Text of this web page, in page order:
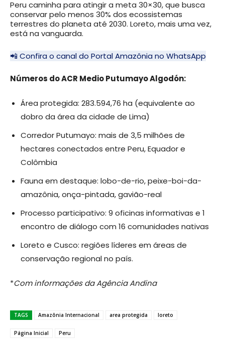
Peru caminha para atingir a meta 30×30, que busca
conservar pelo menos 30% dos ecossistemas
terrestres do planeta até 2030. Loreto, mais uma vez,
está na vanguarda.
📲 Confira o canal do Portal Amazônia no WhatsApp
Números do ACR Medio Putumayo Algodón:
Área protegida: 283.594,76 ha (equivalente ao
dobro da área da cidade de Lima)
Corredor Putumayo: mais de 3,5 milhões de
hectares conectados entre Peru, Equador e
Colômbia
Fauna em destaque: lobo-de-rio, peixe-boi-da-
amazônia, onça-pintada, gavião-real
Processo participativo: 9 oficinas informativas e 1
encontro de diálogo com 16 comunidades nativas
Loreto e Cusco: regiões líderes em áreas de
conservação regional no país.
*Com informações da Agência Andina
TAGS Amazônia Internacional area protegida loreto
Página Inicial Peru